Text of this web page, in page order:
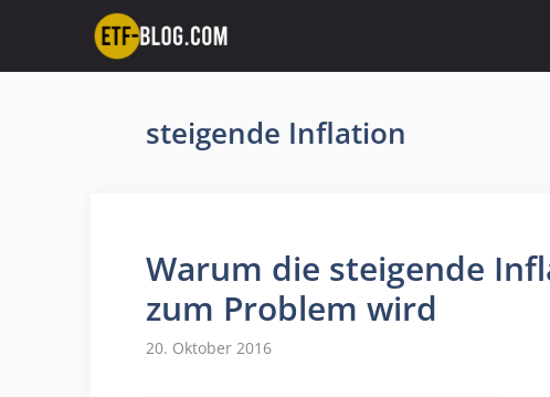
springen
steigende Inflation
Warum die steigende
zum Problem wird
20. Oktober 2016